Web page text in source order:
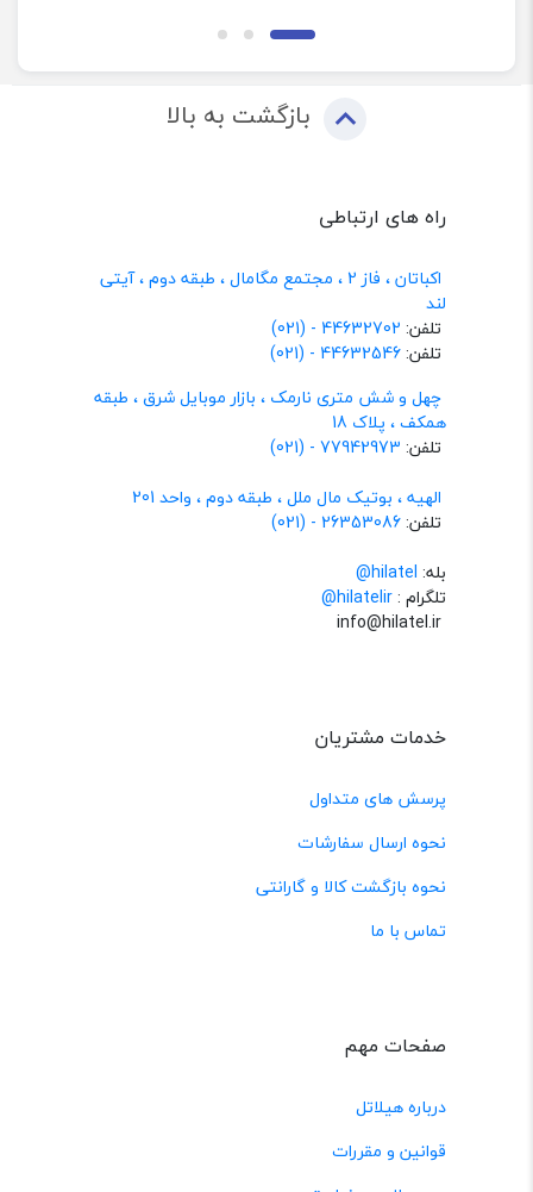
بازگشت به بالا
راه های ارتباطی
اکباتان ، فاز 2 ، مجتمع مگامال ، طبقه دوم ، آیتی
لند
تلفن: 44632702 - (021)
تلفن:44632546 - (021)
چهل و شش متری نارمک ، بازار موبایل شرق ، طبقه
همکف ، پلاک 18
تلفن: 77942973 - (021)
الهیه ، بوتیک مال ملل ، طبقه دوم ، واحد 201
تلفن:26353086 - (021)
بله: hilatel@
تلگرام :@hilatelir
خدمات مشتریان
پرسش های متداول
نحوه ارسال سفارشات
نحوه بازگشت کالا و گارانتی
تماس با ما
صفحات مهم
درباره هیلاتل
قوانین و مقررات